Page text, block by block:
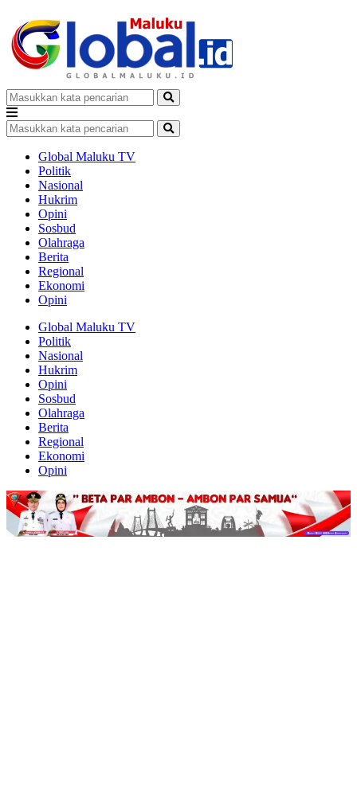
Global Maluku TV
Politik
Nasional
Hukrim
Opini
Sosbud
Olahraga
Berita
Regional
Ekonomi
Opini
Global Maluku TV
Politik
Nasional
Hukrim
Opini
Sosbud
Olahraga
Berita
Regional
Ekonomi
Opini